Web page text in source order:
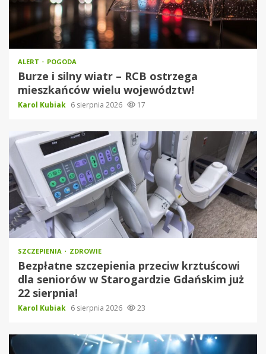
ALERT POGODA
Burze i silny wiatr – RCB ostrzega
mieszkańców wielu województw!
Karol Kubiak 6 sierpnia 2026 17
SZCZEPIENIA ZDROWIE
Bezpłatne szczepienia przeciw krztuścowi
dla seniorów w Starogardzie Gdańskim już
22 sierpnia!
Karol Kubiak 6 sierpnia 2026 23